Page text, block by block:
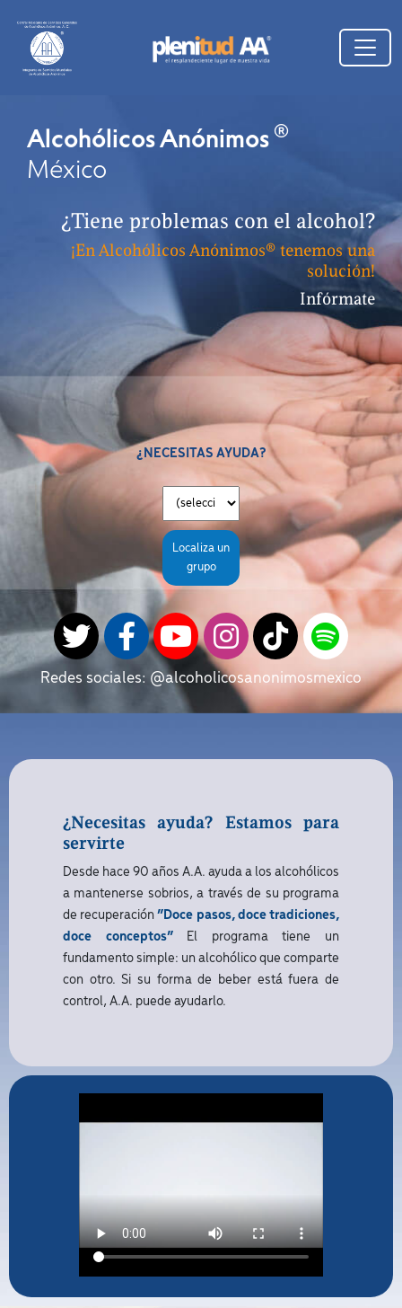
Alcohólicos Anónimos®
México
¿Tiene problemas con el alcohol?
¡En Alcohólicos Anónimos® tenemos una
solución!
Infórmate
Redes sociales: @alcoholicosanonimosmexico
¿NECESITAS AYUDA?
Localiza un
grupo
¿Necesitas ayuda? Estamos para
servirte
Desde hace 90 años A.A. ayuda a los alcohólicos
a mantenerse sobrios, a través de su programa
de recuperación“Doce pasos, doce tradiciones,
doce conceptos”El programa tiene un
fundamento simple: un alcohólico que comparte
con otro. Si su forma de beber está fuera de
control, A.A. puede ayudarlo.